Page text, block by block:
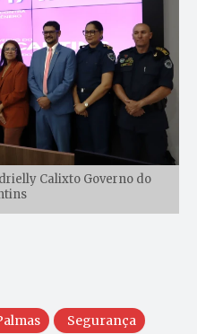
Calixto Governo do
Segurança